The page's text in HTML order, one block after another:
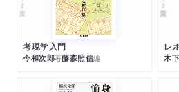
考現学入門
今和次郎著藤森照信編
レ
木